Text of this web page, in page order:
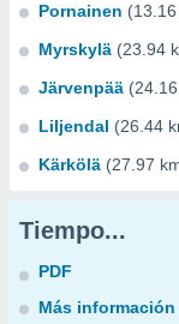
Pornainen
Myrskylä (23.94
Järvenpää
Liljendal (26.44
Kärkölä (27.97
Tiempo...
PDF
Más información